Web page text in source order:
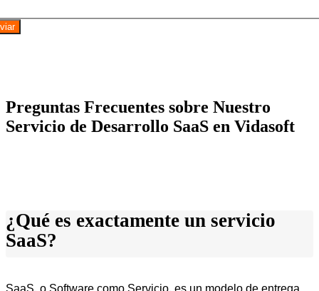
Preguntas Frecuentes sobre Nuestro
Servicio de Desarrollo SaaS en Vidasoft
¿Qué es exactamente un servicio
SaaS?